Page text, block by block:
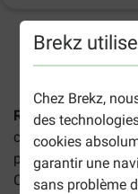
Brekz
Chez Brekz,
des
cookies
garantir une
sans problème
2-5
Royal Canin Maxi
convient aux
pesant entre 26 et
Canin Maxi Ageing